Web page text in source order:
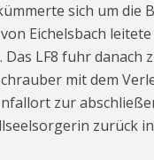
sich um die
Eichelsbach
LF8 fuhr danach
mit dem
zur
zurück